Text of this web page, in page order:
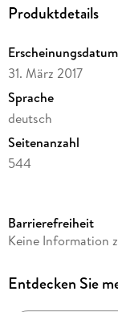
Produktdetails
Erscheinungsdatum
31. März 2017
Sprache
deutsch
Seitenanzahl
544
Reihe
Autor/Autorin
Barrierefreiheit
Keine Information
Entdecken Sie